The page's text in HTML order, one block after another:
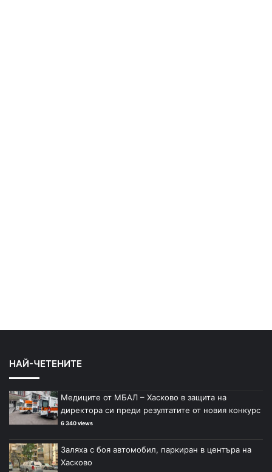
НАЙ-ЧЕТЕНИТЕ
Медиците от МБАЛ – Хасково в защита на
директора си преди резултатите от новия конкурс
6 340 views
Заляха с боя автомобил, паркиран в центъра на
Хасково